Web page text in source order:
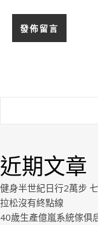
近期文章
健身半世紀日行2萬步
拉松沒有終點線
40歲生產億嵐系統傢俱
Royal.